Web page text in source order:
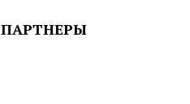
ПАРТНЕРЫ